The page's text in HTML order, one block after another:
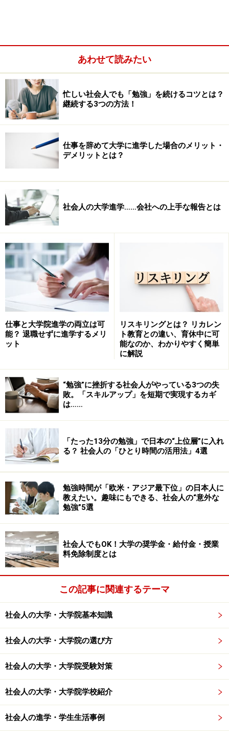
おすすめしたいのは、最初に軽い気持ちで下記3つにつ
いて書き出してみることです。スマホにメモを取るので
もOKです。
達成したい目標は何か
その目標を達成することで獲得（実現）したいたい
ことは何か？
いつ上記2を達成したいか？
例えば、
目標：TOEIC600点
目標達成で獲得したいこと：転職。英語を使う仕事
に就きたい
いつ？：2023年11月1日（具体的な日付を入れまし
このように、シンプルに考えます。あまり時間をかけ
ず、20～30分くらいでまとめましょう。思っていること
を文字に起こし記録しておくことが大切です。目標と獲
得（実現）したいことについては、考える順番が逆でも
構いません。
情報収集が短期合格のカギを握る！ 「合格
者体験談」探し
それができたら、次に目標達成のために必要な情報（受
験資格、試験範囲、受験できる場所、受験日等）を収集
しましょう。
やみくもに勉強しても、そもそも受験資格がなかった、
などと後悔しないように気を付けなければなりません。
資格によっては「〇歳以下」などの年齢制限や、「大卒
以上」などの学歴制限がある場合もあります。また受験
できる場所が限られていたり、試験が年に1回しかなか
ったりと、物理的な障壁も意外とあるので注意が必要で
す。
次に「合格者体験談」を探しましょう。今やYouTubeや
ブログ、SNSなどで、勉強法や体験談が多く公表されて
さまざまなトライ＆エラーを繰り返して合格を勝ち取っ
た人々です。
自己流の勉強は時間とお金の浪費になりかねません。彼
あわせて読みたい
忙しい社会人でも「勉強」を続けるコツとは？
継続する3つの方法！
仕事を辞めて大学に進学した場合のメリット・
デメリットとは？
社会人の大学進学……会社への上手な報告とは
仕事と大学院進学の両立は可
能？ 退職せずに進学するメリ
ット
リスキリングとは？ リカレン
ト教育との違い、育休中に可
能なのか、わかりやすく簡単
に解説
“勉強”に挫折する社会人がやっている3つの失
敗。「スキルアップ」を短期で実現するカギ
は……
「たった13分の勉強」で日本の“上位層”に入れ
る？ 社会人の「ひとり時間の活用法」4選
勉強時間が「欧米・アジア最下位」の日本人に
教えたい。趣味にもできる、社会人の“意外な
勉強”5選
社会人でもOK！大学の奨学金・給付金・授業
料免除制度とは
この記事に関連するテーマ
社会人の大学・大学院基本知識
社会人の大学・大学院の選び方
社会人の大学・大学院受験対策
社会人の大学・大学院学校紹介
社会人の進学・学生生活事例